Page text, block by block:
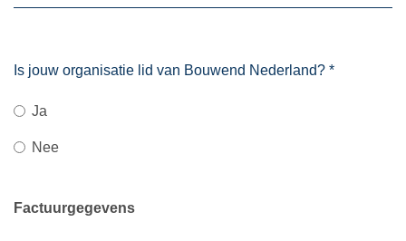
Is jouw organisatie lid van Bouwend Nederland? *
Ja
Nee
Factuurgegevens